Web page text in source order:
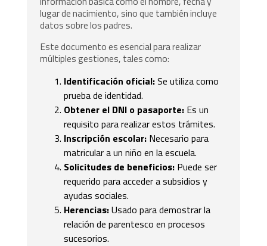
lugar de nacimiento, sino que también incluye
datos sobre los padres.
Este documento es esencial para realizar
múltiples gestiones, tales como:
Identificación oficial:Se utiliza como
prueba de identidad.
Obtener el DNI o pasaporte: Es un
requisito para realizar estos trámites.
Inscripción escolar: Necesario para
matricular a un niño en la escuela.
Solicitudes de beneficios: Puede ser
requerido para acceder a subsidios y
ayudas sociales.
Herencias:Usado para demostrar la
relación de parentesco en procesos
sucesorios.